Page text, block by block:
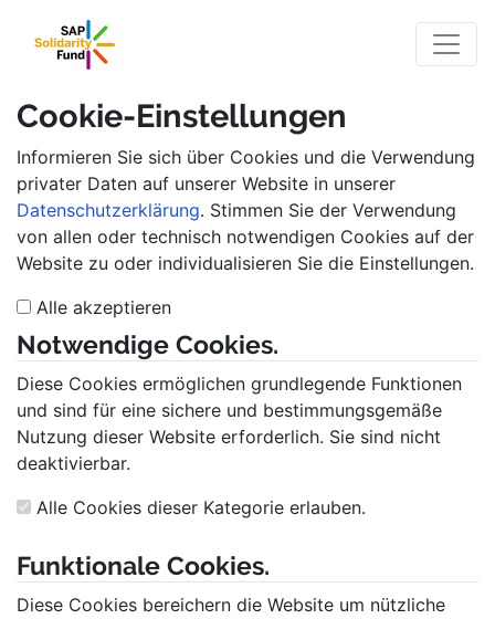
Seite
Klicken Sie, um die Navigation zu überspringen und
Cookie-Einstellungen
Informieren Sie sich über Cookies und die Verwendung
privater Daten auf unserer Website in unserer
Datenschutzerklärung. Stimmen Sie der Verwendung
von allen oder technisch notwendigen Cookies auf der
Website zu oder individualisieren Sie die Einstellungen.
Alle akzeptieren
Notwendige Cookies.
Diese Cookies ermöglichen grundlegende Funktionen
und sind für eine sichere und bestimmungsgemäße
Nutzung dieser Website erforderlich. Sie sind nicht
deaktivierbar.
Alle Cookies dieser Kategorie erlauben.
Funktionale Cookies.
Diese Cookies bereichern die Website um nützliche